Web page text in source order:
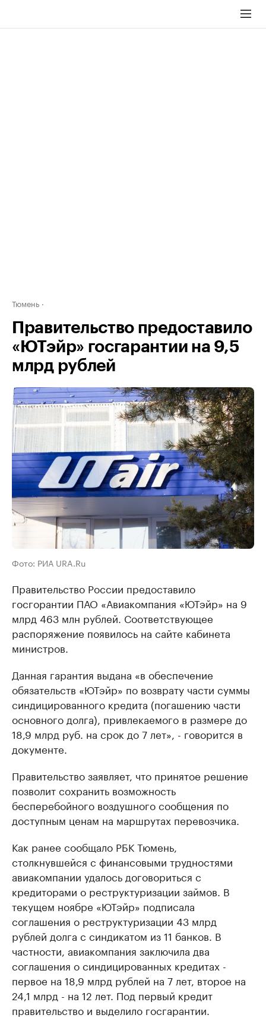
Тюмень
Правительство предоставило
«ЮТэйр» госгарантии на 9,5
млрд рублей
Фото: РИА URA.Ru
Правительство России предоставило
госгорантии ПАО «Авиакомпания «ЮТэйр» на 9
млрд 463 млн рублей. Соответствующее
распоряжение появилось на сайте кабинета
министров.
Данная гарантия выдана «в обеспечение
обязательств «ЮТэйр» по возврату части суммы
синдицированного кредита (погашению части
основного долга), привлекаемого в размере до
18,9 млрд руб. на срок до 7 лет», - говорится в
документе.
Правительство заявляет, что принятое решение
позволит сохранить возможность
бесперебойного воздушного сообщения по
доступным ценам на маршрутах перевозчика.
Как ранее сообщало РБК Тюмень,
столкнувшейся с финансовыми трудностями
авиакомпании удалось договориться с
кредиторами о реструктуризации займов. В
текущем ноябре «ЮТэйр» подписала
соглашения о реструктуризации 43 млрд
рублей долга с синдикатом из 11 банков. В
частности, авиакомпания заключила два
соглашения о синдицированных кредитах -
первое на 18,9 млрд рублей на 7 лет, второе на
24,1 млрд - на 12 лет. Под первый кредит
правительство и выделило госгарантии.